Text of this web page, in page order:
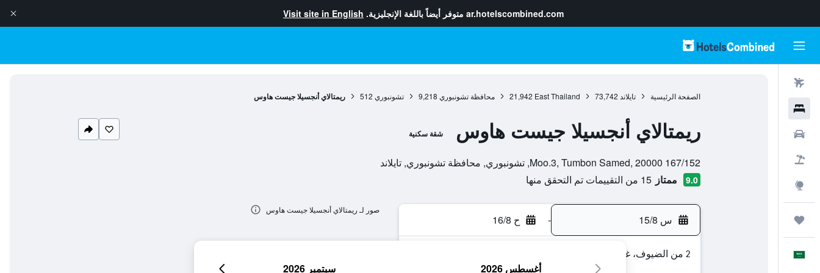
ar.hotelscombined.com متوفر أيضاً باللغة الإنجليزية. Visit site in English
الصفحة الرئيسية تايلاند 73,742
East Thailand
21,942 محافظة تشونبوري 9,218 تشونبوري 512 ريمتالاي أنجسيلا جيست هاوس
ريمتالاي أنجسيلا جيست هاوس شقة سكنية
167/152 Moo.3, Tumbon Samed, 20000, تشونبوري, محافظة تشونبوري, تايلاند
9.0 ممتاز 15 من التقييمات تم التحقق منها
س 15/8 - ح 16/8
2 من الضيوف، غرفة واحدة
صور لـ ريمتالاي أنجسيلا جيست هاوس
أغسطس 2026 سبتمبر 2026